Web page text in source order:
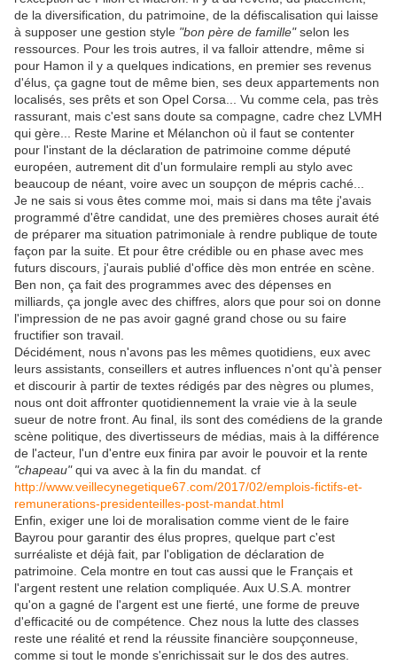
de la diversification, du patrimoine, de la défiscalisation qui laisse
à supposer une gestion style "bon père de famille"selon les
ressources. Pour les trois autres, il va falloir attendre, même si
pour Hamon il y a quelques indications, en premier ses revenus
d'élus, ça gagne tout de même bien, ses deux appartements non
localisés, ses prêts et son Opel Corsa... Vu comme cela, pas très
rassurant, mais c'est sans doute sa compagne, cadre chez LVMH
qui gère... Reste Marine et Mélanchon où il faut se contenter
pour l'instant de la déclaration de patrimoine comme député
européen, autrement dit d'un formulaire rempli au stylo avec
beaucoup de néant, voire avec un soupçon de mépris caché...
Je ne sais si vous êtes comme moi, mais si dans ma tête j'avais
programmé d'être candidat, une des premières choses aurait été
de préparer ma situation patrimoniale à rendre publique de toute
façon par la suite. Et pour être crédible ou en phase avec mes
futurs discours, j'aurais publié d'office dès mon entrée en scène.
Ben non, ça fait des programmes avec des dépenses en
milliards, ça jongle avec des chiffres, alors que pour soi on donne
l'impression de ne pas avoir gagné grand chose ou su faire
fructifier son travail.
Décidément, nous n'avons pas les mêmes quotidiens, eux avec
leurs assistants, conseillers et autres influences n'ont qu'à penser
et discourir à partir de textes rédigés par des nègres ou plumes,
nous ont doit affronter quotidiennement la vraie vie à la seule
sueur de notre front. Au final, ils sont des comédiens de la grande
scène politique, des divertisseurs de médias, mais à la différence
de l'acteur, l'un d'entre eux finira par avoir le pouvoir et la rente
"chapeau"qui va avec à la fin du mandat. cf
http://www.veillecynegetique67.com/2017/02/emplois-fictifs-et-
remunerations-presidenteilles-post-mandat.html
Enfin, exiger une loi de moralisation comme vient de le faire
Bayrou pour garantir des élus propres, quelque part c'est
surréaliste et déjà fait, par l'obligation de déclaration de
patrimoine. Cela montre en tout cas aussi que le Français et
l'argent restent une relation compliquée. Aux U.S.A. montrer
qu'on a gagné de l'argent est une fierté, une forme de preuve
d'efficacité ou de compétence. Chez nous la lutte des classes
reste une réalité et rend la réussite financière soupçonneuse,
comme si tout le monde s'enrichissait sur le dos des autres.